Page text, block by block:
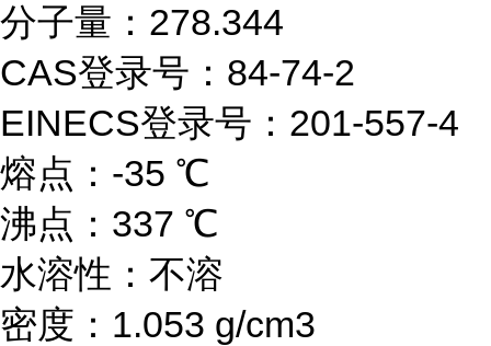
分子量： 278.344
CAS登录号：84-74-2
EINECS登录号：201-557-4
熔点： -35 ℃
沸点： 337 ℃
水溶性：不溶
密度： 1.053 g/cm3